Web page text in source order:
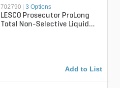
702790 | 3 Options
LESCO Prosecutor ProLong
Total Non-Selective Liquid
Add to List